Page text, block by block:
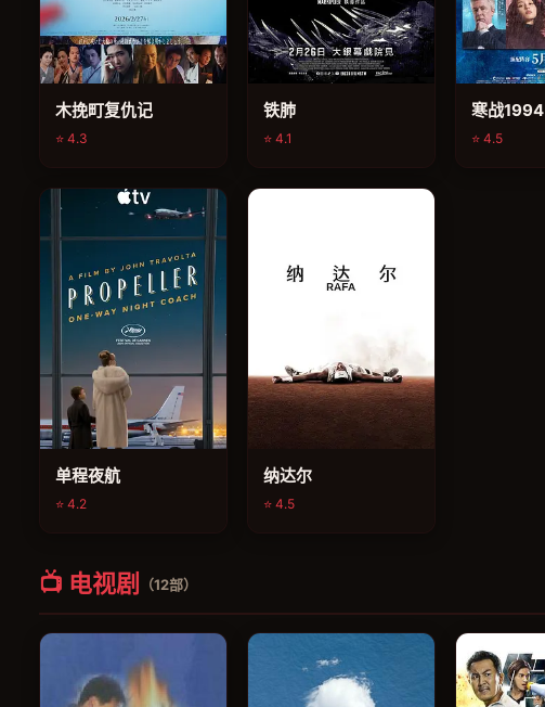
木挽町复仇记
⭐ 4.3
铁肺
⭐ 4.1
寒战1994
⭐ 4.5
电影
单程夜航
⭐ 4.2
纳达尔
⭐ 4.5
📺 电视剧 （12部）
电视剧